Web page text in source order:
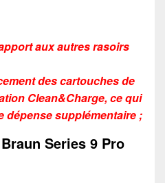
aux autres rasoirs
des cartouches de
Clean&Charge, ce qui
dépense supplémentaire ;
Series 9 Pro